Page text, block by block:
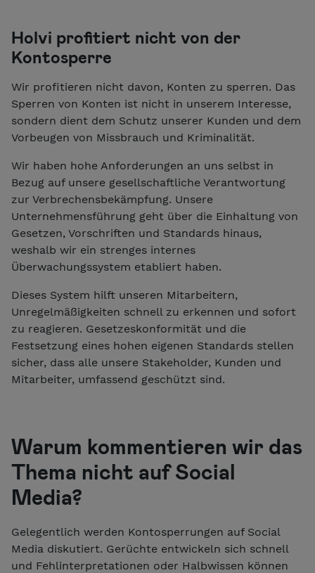
Holvi profitiert nicht von der
Kontosperre
Wir profitieren nicht davon, Konten zu sperren. Das
Sperren von Konten ist nicht in unserem Interesse,
sondern dient dem Schutz unserer Kunden und dem
Vorbeugen von Missbrauch und Kriminalität.
Wir haben hohe Anforderungen an uns selbst in
Bezug auf unsere gesellschaftliche Verantwortung
zur Verbrechensbekämpfung. Unsere
Unternehmensführung geht über die Einhaltung von
Gesetzen, Vorschriften und Standards hinaus,
weshalb wir ein strenges internes
Überwachungssystem etabliert haben.
Dieses System hilft unseren Mitarbeitern,
Unregelmäßigkeiten schnell zu erkennen und sofort
zu reagieren. Gesetzeskonformität und die
Festsetzung eines hohen eigenen Standards stellen
sicher, dass alle unsere Stakeholder, Kunden und
Mitarbeiter, umfassend geschützt sind.
Warum kommentieren wir das
Thema nicht auf Social
Media?
Gelegentlich werden Kontosperrungen auf Social
Media diskutiert. Gerüchte entwickeln sich schnell
und Fehlinterpretationen oder Halbwissen können